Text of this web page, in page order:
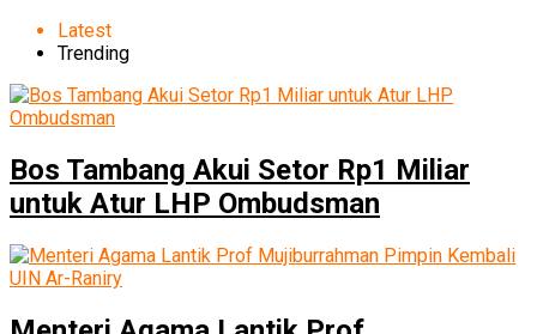
Latest
Trending
Bos Tambang Akui Setor Rp1 Miliar
untuk Atur LHP Ombudsman